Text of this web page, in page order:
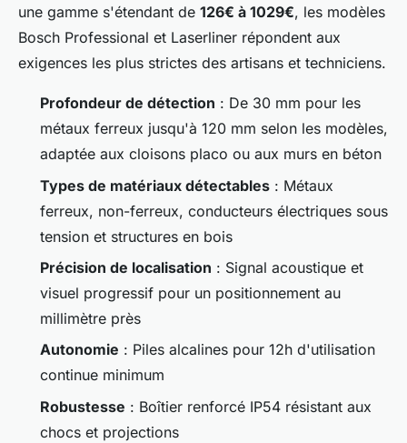
une gamme s'étendant de 126€ à 1029€, les modèles
Bosch Professional et Laserliner répondent aux
exigences les plus strictes des artisans et techniciens.
Profondeur de détection : De 30 mm pour les
métaux ferreux jusqu'à 120 mm selon les modèles,
adaptée aux cloisons placo ou aux murs en béton
Types de matériaux détectables : Métaux
ferreux, non-ferreux, conducteurs électriques sous
tension et structures en bois
Précision de localisation : Signal acoustique et
visuel progressif pour un positionnement au
millimètre près
Autonomie : Piles alcalines pour 12h d'utilisation
continue minimum
Robustesse : Boîtier renforcé IP54 résistant aux
chocs et projections